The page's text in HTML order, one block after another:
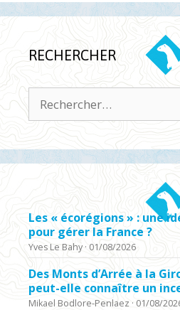
RECHERCHER
Rechercher :
Les « écorégions » : une
pour gérer la France ?
Yves Le Bahy · 01/08/2026
Des Monts d’Arrée à la
peut-elle connaître un
Mikael Bodlore-Penlaez · 01/08/